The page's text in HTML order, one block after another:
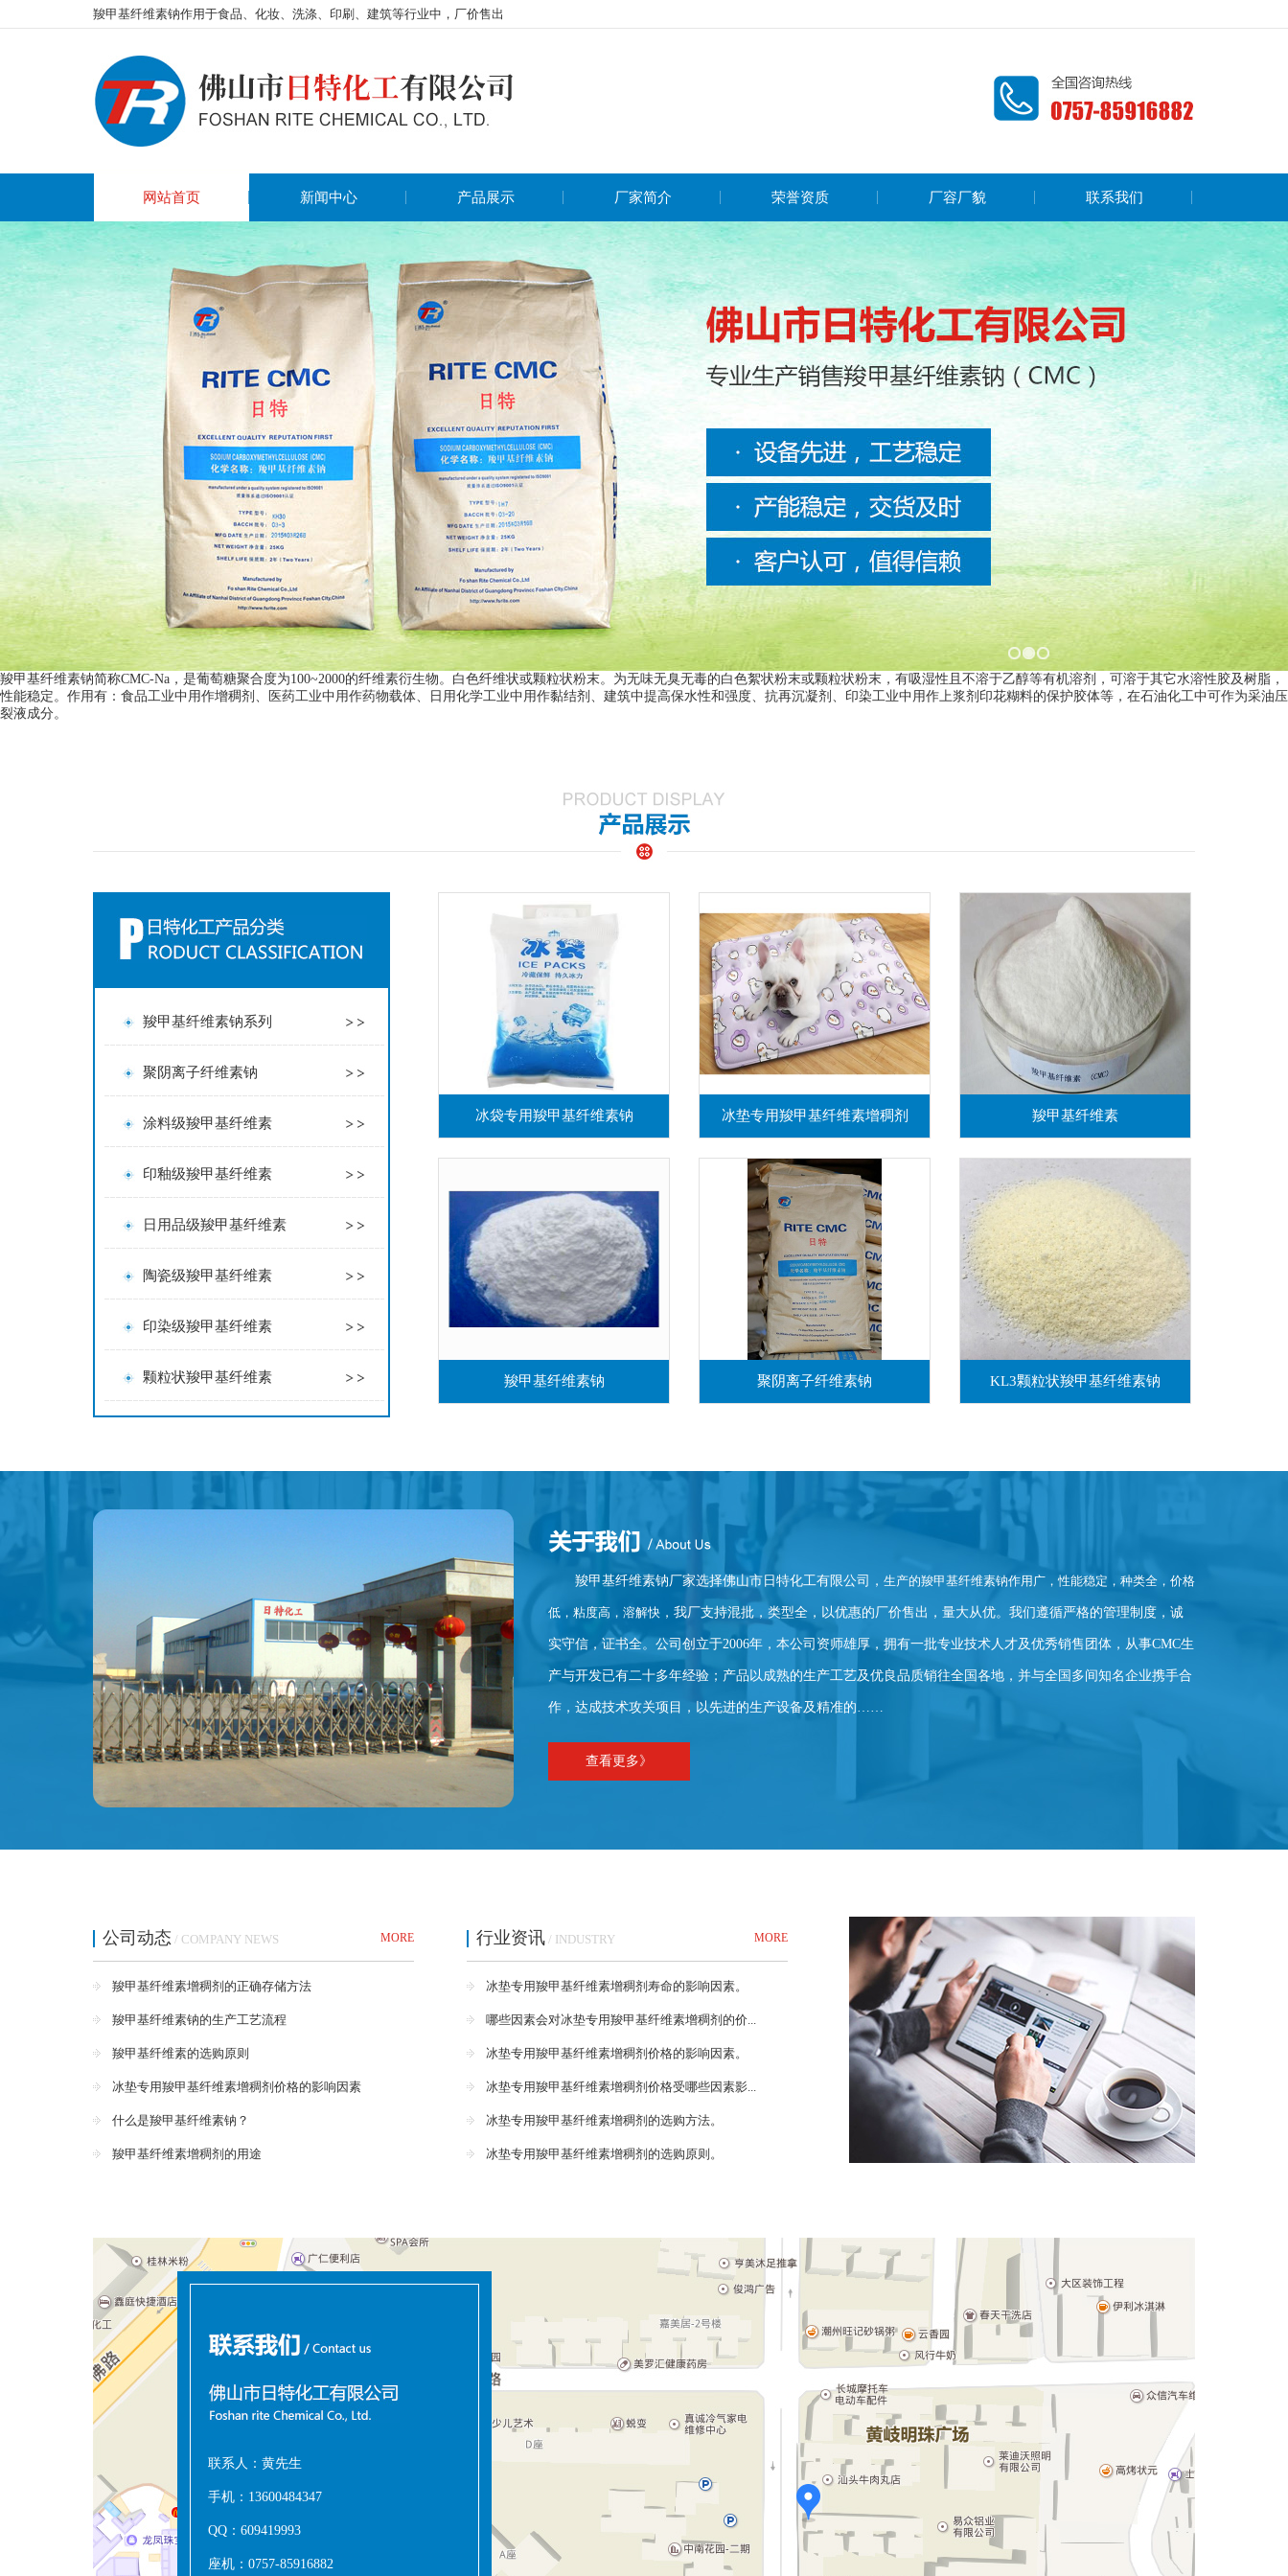
羧甲基纤维素钠作用于食品、化妆、洗涤、印刷、建筑等行业中，厂价售出
网站首页 新闻中心 产品展示 厂家简介 荣誉资质 厂容厂貌 联系我们
羧甲基纤维素钠简称CMC-Na，是葡萄糖聚合度为100~2000的纤维素衍生物。白色纤维状或颗粒状粉末。为无味无臭无毒的白色絮状粉末或颗粒状粉末，有吸湿性且不溶于乙醇等有机溶剂，可溶于其它水溶性胶及树脂，
性能稳定。作用有：食品工业中用作增稠剂、医药工业中用作药物载体、日用化学工业中用作黏结剂、建筑中提高保水性和强度、抗再沉凝剂、印染工业中用作上浆剂印花糊料的保护胶体等，在石油化工中可作为采油压
裂液成分。
羧甲基纤维素钠系列
聚阴离子纤维素钠
涂料级羧甲基纤维素
印釉级羧甲基纤维素
日用品级羧甲基纤维素
陶瓷级羧甲基纤维素
印染级羧甲基纤维素
颗粒状羧甲基纤维素
冰袋专用羧甲基纤维素钠 冰垫专用羧甲基纤维素增稠剂 羧甲基纤维素
羧甲基纤维素钠 聚阴离子纤维素钠 KL3颗粒状羧甲基纤维素钠
羧甲基纤维素钠厂家选择佛山市日特化工有限公司， 生产的羧甲基纤维素钠作用广，性能稳定，种类全，价格
低，粘度高，溶解快 ， 我厂支持混批，类型全，以优惠的厂价售出，量大从优。我们遵循严格的管理制度，诚
实守信，证书全。公司创立于2006年，本公司资师雄厚，拥有一批专业技术人才及优秀销售团体，从事CMC生
产与开发已有二十多年经验；产品以成熟的生产工艺及优良品质销往全国各地，并与全国多间知名企业携手合
作，达成技术攻关项目，以先进的生产设备及精准的……
查看更多》
公司动态 / COMPANY NEWS MORE
羧甲基纤维素增稠剂的正确存储方法
羧甲基纤维素钠的生产工艺流程
羧甲基纤维素的选购原则
冰垫专用羧甲基纤维素增稠剂价格的影响因素
什么是羧甲基纤维素钠？
羧甲基纤维素增稠剂的用途
行业资讯 / INDUSTRY MORE
冰垫专用羧甲基纤维素增稠剂寿命的影响因素。
哪些因素会对冰垫专用羧甲基纤维素增稠剂的价...
冰垫专用羧甲基纤维素增稠剂价格的影响因素。
冰垫专用羧甲基纤维素增稠剂价格受哪些因素影...
冰垫专用羧甲基纤维素增稠剂的选购方法。
冰垫专用羧甲基纤维素增稠剂的选购原则。
联系人：黄先生
手机：13600484347
QQ：609419993
座机：0757-85916882